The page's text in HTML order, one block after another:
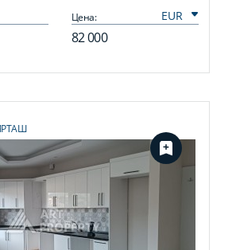
Цена:
82 000